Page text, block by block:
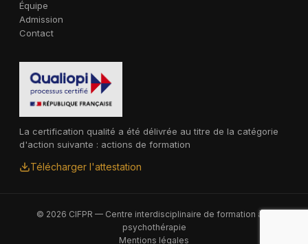
Équipe
Admission
Contact
La certification qualité a été délivrée au titre de la catégorie
d'action suivante : actions de formation
Télécharger l'attestation
© 2026 CIFPR — Centre interdisciplinaire de formation à la
psychothérapie
Mentions légales